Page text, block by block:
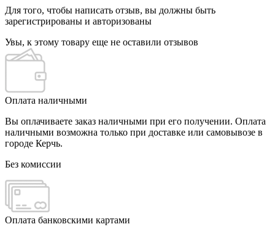
Для того, чтобы написать отзыв, вы должны быть
зарегистрированы и авторизованы
Увы, к этому товару еще не оставили отзывов
Оплата наличными
Вы оплачиваете заказ наличными при его получении. Оплата
наличными возможна только при доставке или самовывозе в
городе Керчь.
Без комиссии
Оплата банковскими картами